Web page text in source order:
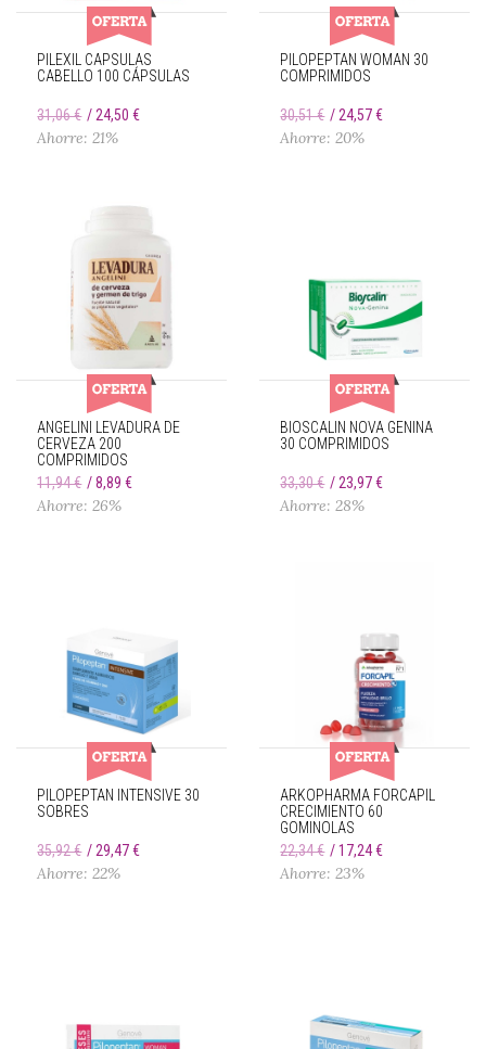
PILEXIL CAPSULAS
CABELLO 100 CÁPSULAS
31,06 € 24,50 €
Ahorre: 21%
PILOPEPTAN WOMAN 30
COMPRIMIDOS
30,51 € 24,57 €
Ahorre: 20%
ANGELINI LEVADURA DE
CERVEZA 200
COMPRIMIDOS
11,94 €
8,89 €
Ahorre: 26%
BIOSCALIN NOVA GENINA
30 COMPRIMIDOS
33,30 € 23,97 €
Ahorre: 28%
PILOPEPTAN INTENSIVE 30
SOBRES
35,92 € 29,47 €
Ahorre: 22%
ARKOPHARMA FORCAPIL
CRECIMIENTO 60
GOMINOLAS
22,34 €
17,24 €
Ahorre: 23%